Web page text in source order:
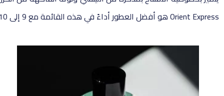
Orient Express هو أفضل العطور أداءً في هذه القائمة مع 9 إلى 10 ساعات من الثبات و 5 ساعات ، وهو أمر غير عادي!